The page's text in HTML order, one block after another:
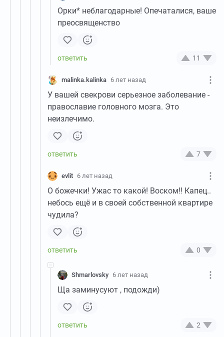
Орки* неблагодарные! Опечаталися, ваше
преосвященство
11
malinka.kalinka 6 лет назад
У вашей свекрови серьезное заболевание -
православие головного мозга. Это
неизлечимо.
7
evlit 6 лет назад
О божечки! Ужас то какой! Воском!! Капец..
небось ещё и в своей собственной квартире
чудила?
0
Shmarlovsky 6 лет назад
Ща заминусуют , подожди)
2